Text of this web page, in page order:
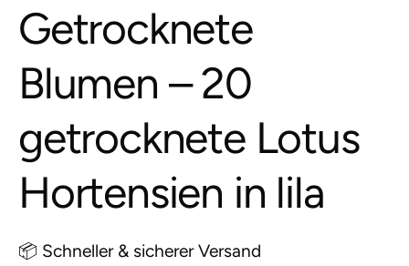
Getrocknete
Blumen – 20
getrocknete Lotus
Hortensien in lila
📦 Schneller & sicherer Versand